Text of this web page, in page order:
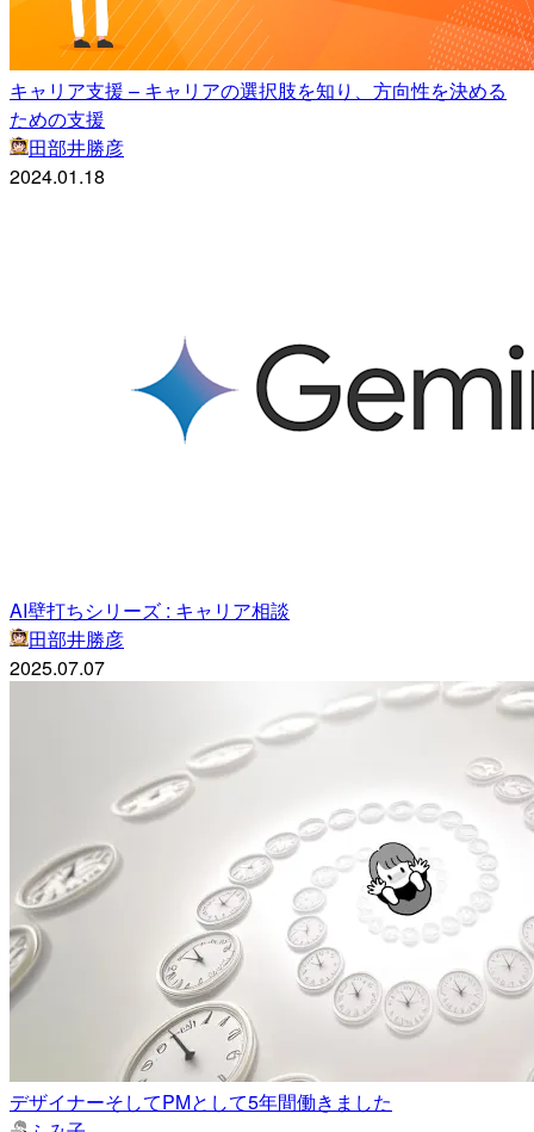
キャリア支援 – キャリアの選択肢を知り、方向性を決める
ための支援
田部井勝彦
2024.01.18
AI壁打ちシリーズ : キャリア相談
田部井勝彦
2025.07.07
デザイナーそしてPMとして5年間働きました